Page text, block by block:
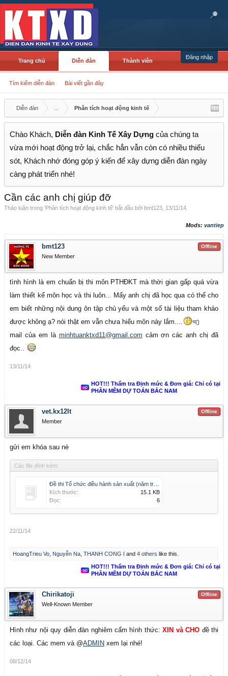
Đăng nhập
Trang chủ Diễn đàn
Tìm kiếm diễn đàn Bài viết gần đây
Thành viên
Diễn đàn Phân tích hoạt động kinh tế
Chào Khách, Diễn đàn Kinh Tế Xây Dựng của chúng ta
vừa mới hoạt động trở lại, chắc hẳn vẫn còn có nhiều thiếu
sót, Khách nhớ đóng góp ý kiến để xây dựng diễn đàn ngày
càng phát triển nhé!
Cần các anh chị giúp đỡ
Thảo luận trong 'Phân tích hoạt động kinh tế' bắt đầu bởi bmt123 13/11/14
Mods: vantiep
Offline
bmt123
New Member
tình hình là em chuẩn bị thi môn PTHĐKT mà thời gian gấp quá vừa
làm thiết kế môn học và thi luôn... Mấy anh chị đã học qua có thể cho
em biết những nội dung ôn tập chủ yếu và một số tài liệu tham khảo
được không ạ? nói thật em vẫn chưa hiểu môn này lắm....
mail của em là minhtuanktxd11@gmail.com cảm ơn các anh chị đã
đọc..
13/11/14
HOT!!! Thẩm tra Định mức & Đơn giá: Chỉ có tại
PHẦN MỀM DỰ TOÁN BẮC NAM
Offline
vet.kx12lt
Member
gửi em khóa sau nè
Các file đính kèm:
Kích thước:
15.1 KB
Đọc:
6
22/11/14
HoangTrieu Vo Nguyễn Na THANH CONG I and 4 others like this.
HOT!!! Thẩm tra Định mức & Đơn giá: Chỉ có tại
PHẦN MỀM DỰ TOÁN BẮC NAM
Offline
Chirikatoji
Well-Known Member
Hình như nội quy diễn đàn nghiêm cấm hình thức:XIN và CHO đề thi
các loại. Các mem và @ADMIN xem lại nhé!
08/12/14